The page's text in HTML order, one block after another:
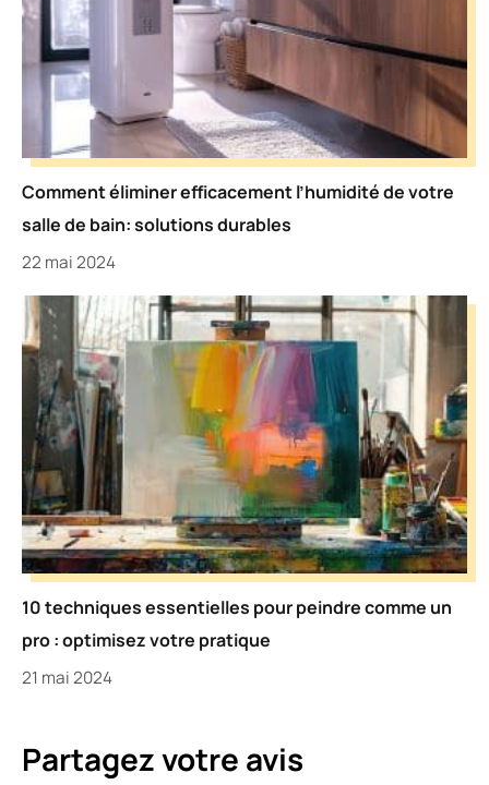
Comment éliminer efficacement l’humidité de votre
salle de bain: solutions durables
22 mai 2024
10 techniques essentielles pour peindre comme un
pro : optimisez votre pratique
21 mai 2024
Partagez votre avis